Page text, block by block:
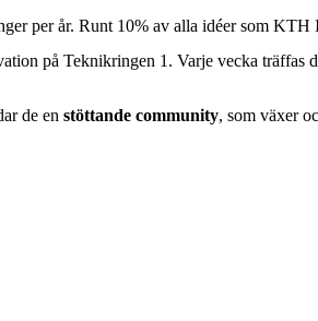
per år. Runt 10% av alla idéer som KTH
på Teknikringen 1. Varje vecka träffas
de en stöttande community, som växer